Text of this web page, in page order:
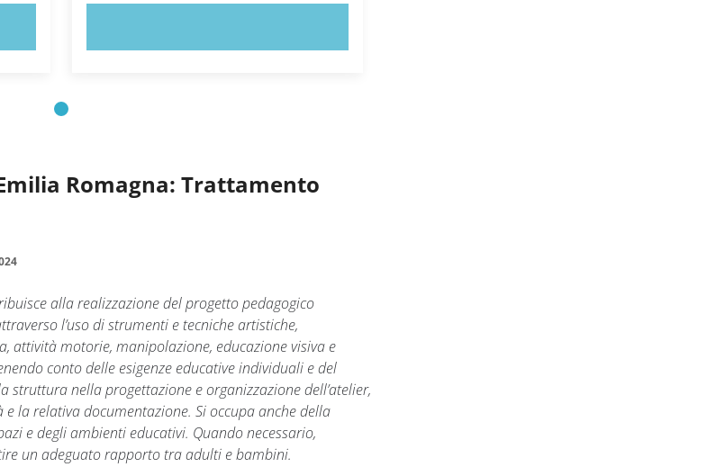
Romagna: Trattamento
alla realizzazione del progetto pedagogico
l’uso di strumenti e tecniche artistiche,
attività motorie, manipolazione, educazione visiva e
conto delle esigenze educative individuali e del
struttura nella progettazione e organizzazione dell’atelier,
la relativa documentazione. Si occupa anche della
e degli ambienti educativi. Quando necessario,
un adeguato rapporto tra adulti e bambini.